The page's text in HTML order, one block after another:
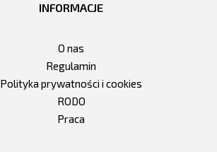
INFORMACJE
O nas
Regulamin
Polityka prywatności i cookies
RODO
Praca